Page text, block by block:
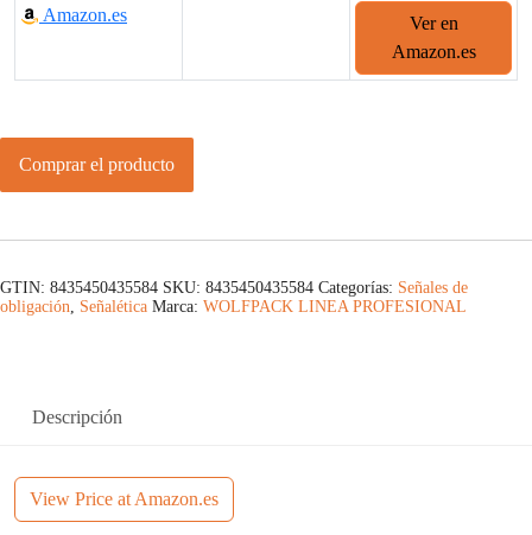
Amazon.es
Ver en
Amazon.es
Comprar el producto
GTIN: 8435450435584 SKU: 8435450435584 Categorías: Señales de
obligación, Señalética Marca: WOLFPACK LINEA PROFESIONAL
Descripción
View Price at Amazon.es